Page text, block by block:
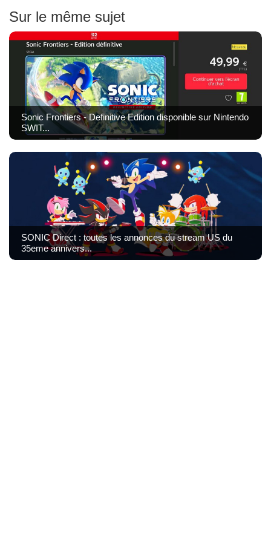
Sur le même sujet
Sonic Frontiers - Definitive Edition disponible sur Nintendo
SWIT...
SONIC Direct : toutes les annonces du stream US du
35eme annivers...